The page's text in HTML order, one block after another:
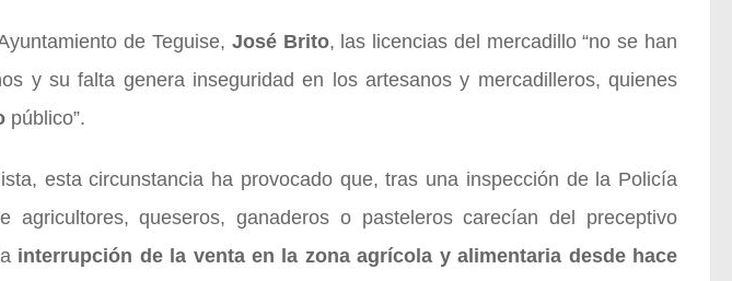
de Teguise, José Brito, las licencias del mercadillo “no se han
y su falta genera inseguridad en los artesanos y mercadilleros, quienes
público”.
esta circunstancia ha provocado que, tras una inspección de la Policía
queseros, ganaderos o pasteleros carecían del preceptivo
interrupción de la venta en la zona agrícola y alimentaria desde hace